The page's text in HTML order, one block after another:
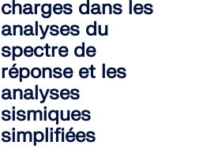
charges dans les
analyses du
spectre de
réponse et les
analyses
sismiques
simplifiées